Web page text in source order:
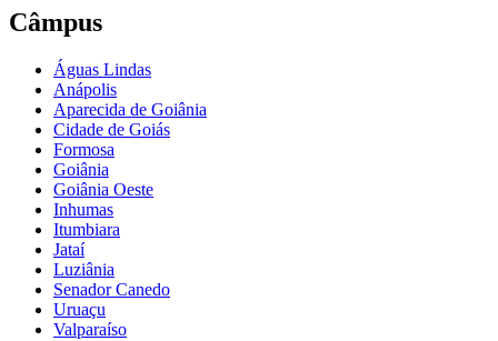
Câmpus
Águas Lindas
Anápolis
Aparecida de Goiânia
Cidade de Goiás
Formosa
Goiânia
Goiânia Oeste
Inhumas
Itumbiara
Jataí
Luziânia
Senador Canedo
Uruaçu
Valparaíso